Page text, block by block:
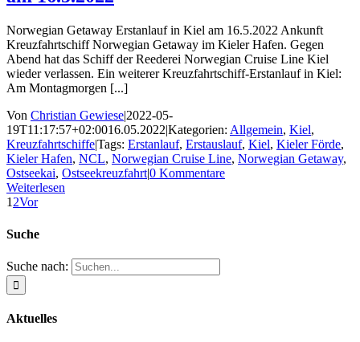
Norwegian Getaway Erstanlauf in Kiel am 16.5.2022 Ankunft
Kreuzfahrtschiff Norwegian Getaway im Kieler Hafen. Gegen
Abend hat das Schiff der Reederei Norwegian Cruise Line Kiel
wieder verlassen. Ein weiterer Kreuzfahrtschiff-Erstanlauf in Kiel:
Am Montagmorgen [...]
Von Christian Gewiese|2022-05-
19T11:17:57+02:0016.05.2022|Kategorien: Allgemein, Kiel,
Kreuzfahrtschiffe|Tags: Erstanlauf, Erstauslauf, Kiel, Kieler Förde,
Kieler Hafen, NCL, Norwegian Cruise Line, Norwegian Getaway,
Ostseekai, Ostseekreuzfahrt|0 Kommentare
Weiterlesen
1 2Vor
Suche
Suche nach:
Aktuelles